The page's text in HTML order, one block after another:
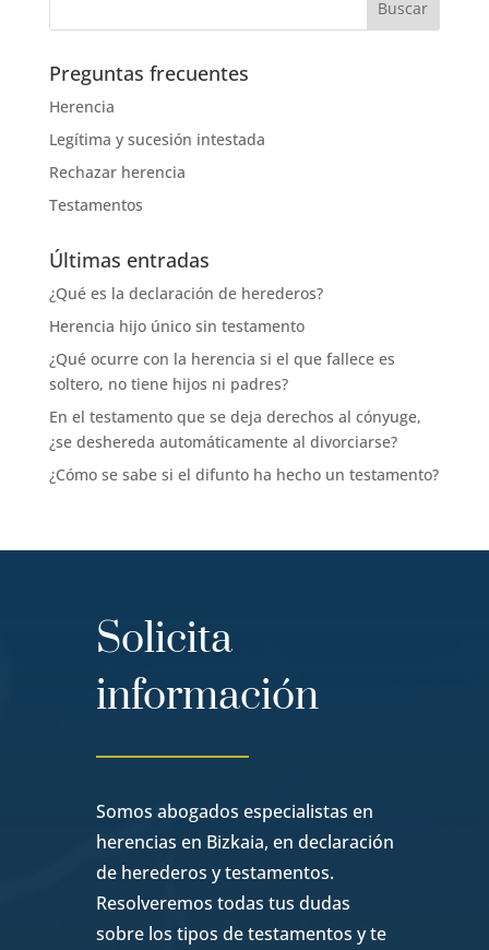
Preguntas frecuentes
Herencia
Legítima y sucesión intestada
Rechazar herencia
Testamentos
Últimas entradas
¿Qué es la declaración de herederos?
Herencia hijo único sin testamento
¿Qué ocurre con la herencia si el que fallece es
soltero, no tiene hijos ni padres?
En el testamento que se deja derechos al cónyuge,
¿se deshereda automáticamente al divorciarse?
¿Cómo se sabe si el difunto ha hecho un testamento?
Solicita
información
Somos abogados especialistas en
herencias en Bizkaia, en declaración
de herederos y testamentos.
Resolveremos todas tus dudas
sobre los tipos de testamentos y te